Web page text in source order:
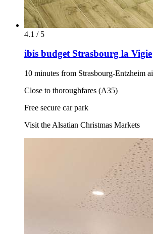
4.1 / 5
ibis budget Strasbourg la Vigie
10 minutes from Strasbourg-Entzheim
Close to thoroughfares (A35)
Free secure car park
Visit the Alsatian Christmas Markets